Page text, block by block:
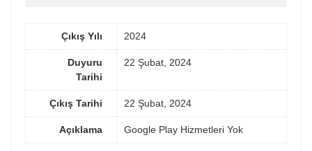
Çıkış Yılı 2024
Duyuru
Tarihi
22 Şubat, 2024
Çıkış Tarihi 22 Şubat, 2024
Açıklama Google Play Hizmetleri Yok